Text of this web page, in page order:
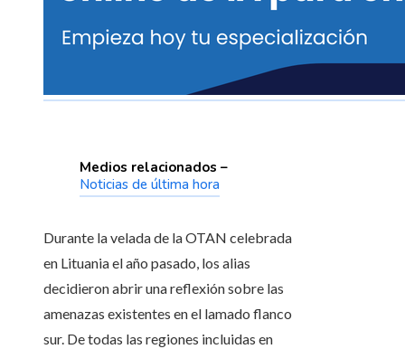
Medios relacionados –
Noticias de última hora
Durante la velada de la OTAN celebrada
en Lituania el año pasado, los alias
decidieron abrir una reflexión sobre las
amenazas existentes en el lamado flanco
sur. De todas las regiones incluidas en